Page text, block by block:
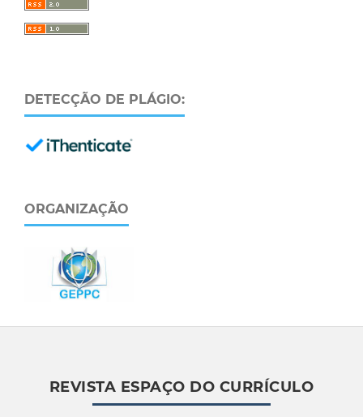
DETECÇÃO DE PLÁGIO:
ORGANIZAÇÃO
REVISTA ESPAÇO DO CURRÍCULO